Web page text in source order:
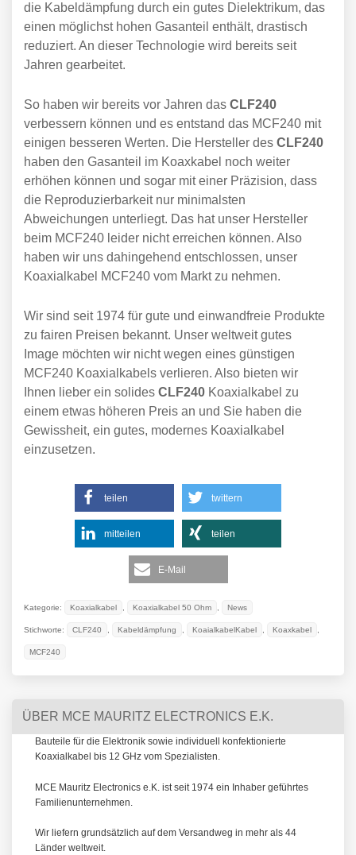
die Kabeldämpfung durch ein gutes Dielektrikum, das
einen möglichst hohen Gasanteil enthält, drastisch
reduziert. An dieser Technologie wird bereits seit
Jahren gearbeitet.
So haben wir bereits vor Jahren das CLF240
verbessern können und es entstand das MCF240 mit
einigen besseren Werten. Die Hersteller des CLF240
haben den Gasanteil im Koaxkabel noch weiter
erhöhen können und sogar mit einer Präzision, dass
die Reproduzierbarkeit nur minimalsten
Abweichungen unterliegt. Das hat unser Hersteller
beim MCF240 leider nicht erreichen können. Also
haben wir uns dahingehend entschlossen, unser
Koaxialkabel MCF240 vom Markt zu nehmen.
Wir sind seit 1974 für gute und einwandfreie Produkte
zu fairen Preisen bekannt. Unser weltweit gutes
Image möchten wir nicht wegen eines günstigen
MCF240 Koaxialkabels verlieren. Also bieten wir
Ihnen lieber ein solides CLF240 Koaxialkabel zu
einem etwas höheren Preis an und Sie haben die
Gewissheit, ein gutes, modernes Koaxialkabel
einzusetzen.
teilen twittern
mitteilen teilen
E-Mail
Kategorie: Koaxialkabel Koaxialkabel 50 Ohm News
Stichworte: CLF240 Kabeldämpfung KoaialkabelKabel Koaxkabel
MCF240
ÜBER MCE MAURITZ ELECTRONICS E.K.
Bauteile für die Elektronik sowie individuell konfektionierte
Koaxialkabel bis 12 GHz vom Spezialisten.
MCE Mauritz Electronics e.K. ist seit 1974 ein Inhaber geführtes
Familienunternehmen.
Wir liefern grundsätzlich auf dem Versandweg in mehr als 44
Länder weltweit.